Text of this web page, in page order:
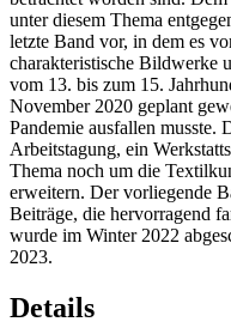
unter diesem Thema
letzte Band vor, in dem es
charakteristische Bildwerke
vom 13. bis zum 15.
November 2020 geplant
Pandemie ausfallen musste.
Arbeitstagung, ein
Thema noch um die
erweitern. Der vorliegende
Beiträge, die hervorragend
wurde im Winter 2022
2023.
Details